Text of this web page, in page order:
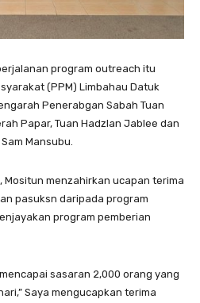
program outreach itu
(PPM) Limbahau Datuk
Penerabgan Sabah Tuan
Papar, Tuan Hadzlan Jablee dan
Mansubu.
menzahirkan ucapan terima
pasuksn daripada program
program pemberian
sasaran 2,000 orang yang
Saya mengucapkan terima